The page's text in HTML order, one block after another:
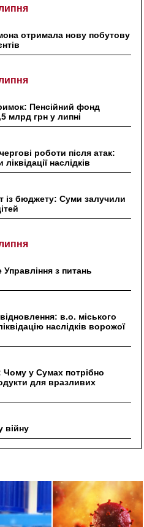
отримала нову побутову
Пенсійний фонд
млрд грн у липні
роботи після атак:
наслідків
із бюджету: Суми залучили
з питань
в.о. міського
наслідків ворожої
у Сумах потрібно
для вразливих
війну